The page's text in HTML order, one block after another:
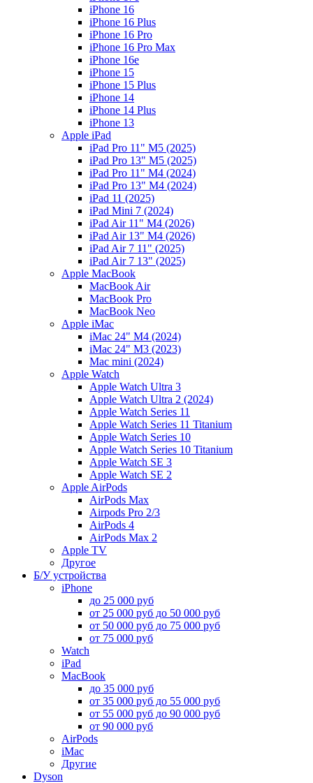
iPhone 16
iPhone 16 Plus
iPhone 16 Pro
iPhone 16 Pro Max
iPhone 16e
iPhone 15
iPhone 15 Plus
iPhone 14
iPhone 14 Plus
iPhone 13
Apple iPad
iPad Pro 11" M5 (2025)
iPad Pro 13" M5 (2025)
iPad Pro 11" M4 (2024)
iPad Pro 13" M4 (2024)
iPad 11 (2025)
iPad Mini 7 (2024)
iPad Air 11" M4 (2026)
iPad Air 13" M4 (2026)
iPad Air 7 11" (2025)
iPad Air 7 13" (2025)
Apple MacBook
MacBook Air
MacBook Pro
MacBook Neo
Apple iMac
iMac 24" M4 (2024)
iMac 24" M3 (2023)
Mac mini (2024)
Apple Watch
Apple Watch Ultra 3
Apple Watch Ultra 2 (2024)
Apple Watch Series 11
Apple Watch Series 11 Titanium
Apple Watch Series 10
Apple Watch Series 10 Titanium
Apple Watch SE 3
Apple Watch SE 2
Apple AirPods
AirPods Max
Airpods Pro 2/3
AirPods 4
AirPods Max 2
Apple TV
Другое
Б/У устройства
iPhone
до 25 000 руб
от 25 000 руб до 50 000 руб
от 50 000 руб до 75 000 руб
от 75 000 руб
Watch
iPad
MacBook
до 35 000 руб
от 35 000 руб до 55 000 руб
от 55 000 руб до 90 000 руб
от 90 000 руб
AirPods
iMac
Другие
Dyson